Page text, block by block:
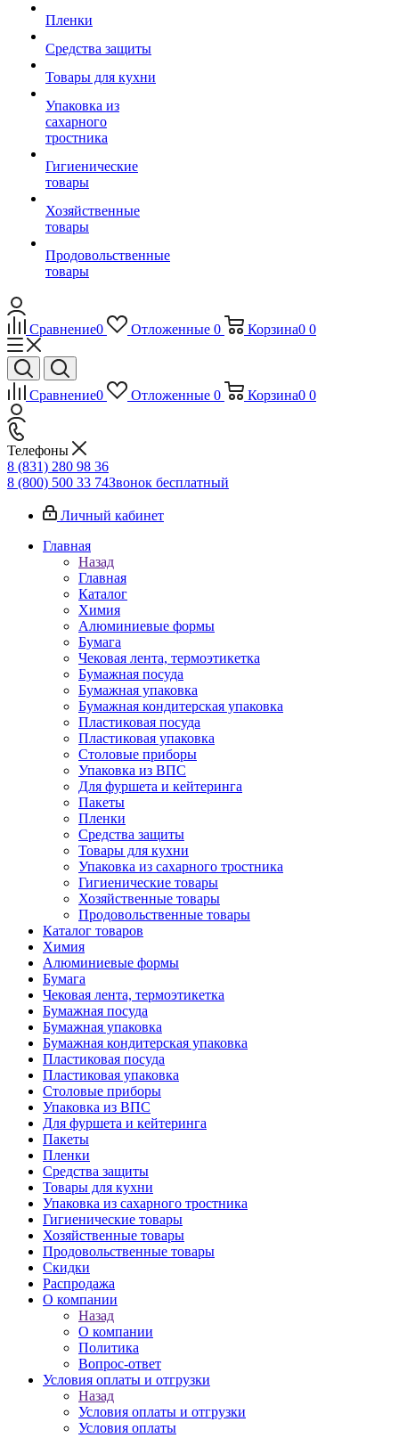
Пленки
Средства защиты
Товары для кухни
Упаковка из
сахарного
тростника
Гигиенические
товары
Хозяйственные
товары
Продовольственные
товары
Сравнение0 Отложенные 0 Корзина0 0
Сравнение0 Отложенные 0 Корзина0 0
Телефоны
8 (831) 280 98 36
8 (800) 500 33 74Звонок бесплатный
Личный кабинет
Главная
Назад
Главная
Каталог
Химия
Алюминиевые формы
Бумага
Чековая лента, термоэтикетка
Бумажная посуда
Бумажная упаковка
Бумажная кондитерская упаковка
Пластиковая посуда
Пластиковая упаковка
Столовые приборы
Упаковка из ВПС
Для фуршета и кейтеринга
Пакеты
Пленки
Средства защиты
Товары для кухни
Упаковка из сахарного тростника
Гигиенические товары
Хозяйственные товары
Продовольственные товары
Каталог товаров
Химия
Алюминиевые формы
Бумага
Чековая лента, термоэтикетка
Бумажная посуда
Бумажная упаковка
Бумажная кондитерская упаковка
Пластиковая посуда
Пластиковая упаковка
Столовые приборы
Упаковка из ВПС
Для фуршета и кейтеринга
Пакеты
Пленки
Средства защиты
Товары для кухни
Упаковка из сахарного тростника
Гигиенические товары
Хозяйственные товары
Продовольственные товары
Скидки
Распродажа
О компании
Назад
О компании
Политика
Вопрос-ответ
Условия оплаты и отгрузки
Назад
Условия оплаты и отгрузки
Условия оплаты